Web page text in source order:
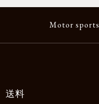
Motor sports
送料